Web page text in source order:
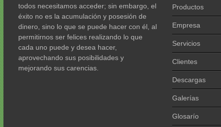
todos necesitamos acceder; sin embargo, el
éxito no es la acumulación y posesión de
dinero, sino lo que se puede hacer con él, al
permitirnos ser felices realizando lo que
cada uno puede y desea hacer,
aprovechando sus posibilidades y
mejorando sus carencias.
Productos
Empresa
Servicios
Clientes
Descargas
Galerías
Glosarío